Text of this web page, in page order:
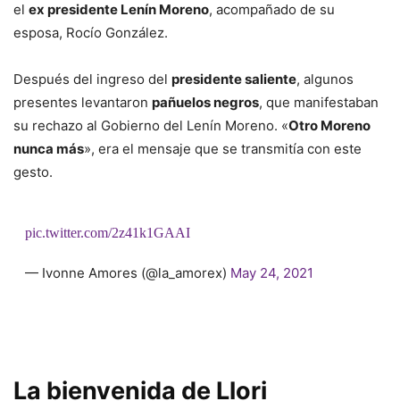
el ex presidente Lenín Moreno, acompañado de su
esposa, Rocío González.
Después del ingreso del presidente saliente, algunos
presentes levantaron pañuelos negros, que manifestaban
su rechazo al Gobierno del Lenín Moreno. «Otro Moreno
nunca más», era el mensaje que se transmitía con este
gesto.
pic.twitter.com/2z41k1GAAI
— Ivonne Amores (@la_amorex) May 24, 2021
La bienvenida de Llori